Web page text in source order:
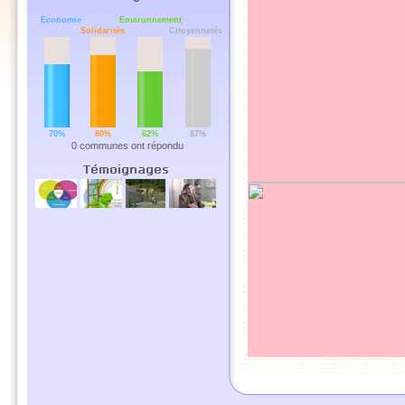
Economie
Environnement
Solidarités
Citoyennetés
70% 80% 62% 87%
0 communes ont répondu